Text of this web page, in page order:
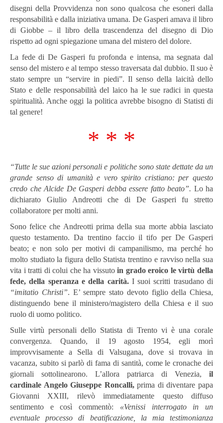
disegni della Provvidenza non sono qualcosa che esoneri dalla
responsabilità e dalla iniziativa umana. De Gasperi amava il libro
di Giobbe – il libro della trascendenza del disegno di Dio
rispetto ad ogni spiegazione umana del mistero del dolore.
La fede di De Gasperi fu profonda e intensa, ma segnata dal
senso del mistero e al tempo stesso traversata dal dubbio. Il suo è
stato sempre un “servire in piedi”. Il senso della laicità dello
Stato e delle responsabilità del laico ha le sue radici in questa
spiritualità. Anche oggi la politica avrebbe bisogno di Statisti di
tal genere!
* * *
“Tutte le sue azioni personali e politiche sono state dettate da un
grande senso di umanità e vero spirito cristiano: per questo
credo che Alcide De Gasperi debba essere fatto beato”. Lo ha
dichiarato Giulio Andreotti che di De Gasperi fu stretto
collaboratore per molti anni.
Sono felice che Andreotti prima della sua morte abbia lasciato
questo testamento. Da trentino faccio il tifo per De Gasperi
beato; e non solo per motivi di campanilismo, ma perché ho
molto studiato la figura dello Statista trentino e ravviso nella sua
vita i tratti di colui che ha vissutoin grado eroico le virtù della
fede, della speranza e della carità. I suoi scritti trasudano di
“imitatio Christi”. E’ sempre stato devoto figlio della Chiesa,
distinguendo bene il ministero/magistero della Chiesa e il suo
ruolo di uomo politico.
Sulle virtù personali dello Statista di Trento vi è una corale
convergenza. Quando, il 19 agosto 1954, egli morì
improvvisamente a Sella di Valsugana, dove si trovava in
vacanza, subito si parlò di fama di santità, come le cronache dei
giornali sottolinearono. L’allora patriarca di Venezia, il
cardinale Angelo Giuseppe Roncalli,prima di diventare papa
Giovanni XXIII, rilevò immediatamente questo diffuso
sentimento e così commentò: «Venissi interrogato in un
eventuale processo di beatificazione, la mia testimonianza